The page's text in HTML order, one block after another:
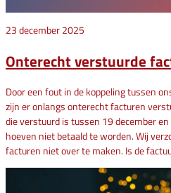
23 december 2025
Onterecht verstuurde
Door een fout in de koppeling tussen
zijn er onlangs onterecht facturen
die verstuurd is tussen 19 december
hoeven niet betaald te worden. Wij
facturen niet over te maken. Is de